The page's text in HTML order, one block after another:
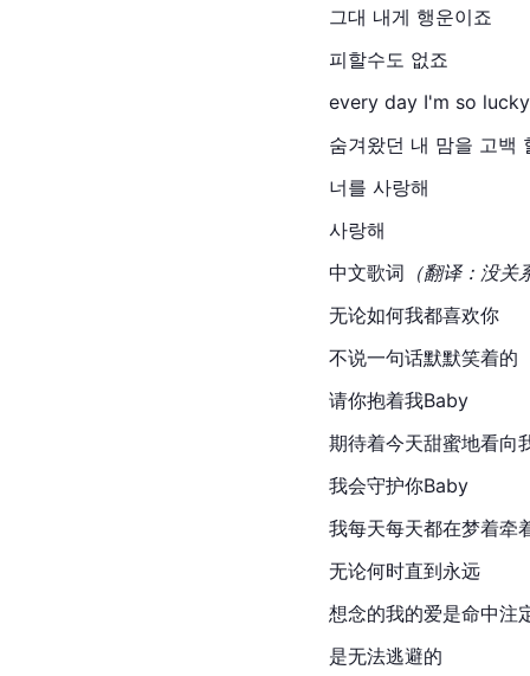
그대 내게 행운이죠
피할수도 없죠
every day I'm so lucky
숨겨왔던 내 맘을 고백
너를 사랑해
사랑해
中文歌词 （翻译：没
无论如何我都喜欢你
不说一句话默默笑着的
请你抱着我Baby
期待着今天甜蜜地看向
我会守护你Baby
我每天每天都在梦着牵
无论何时直到永远
想念的我的爱是命中注
是无法逃避的